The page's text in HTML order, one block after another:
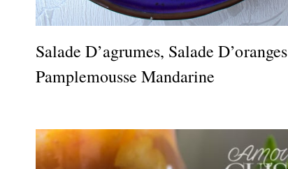
Salade D’agrumes, Salade D’oranges
Pamplemousse Mandarine